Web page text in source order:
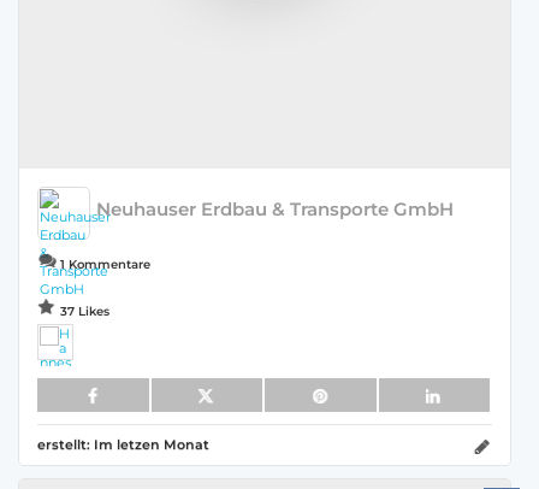
Neuhauser Erdbau & Transporte GmbH
1 Kommentare
37 Likes
erstellt: Im letzen Monat